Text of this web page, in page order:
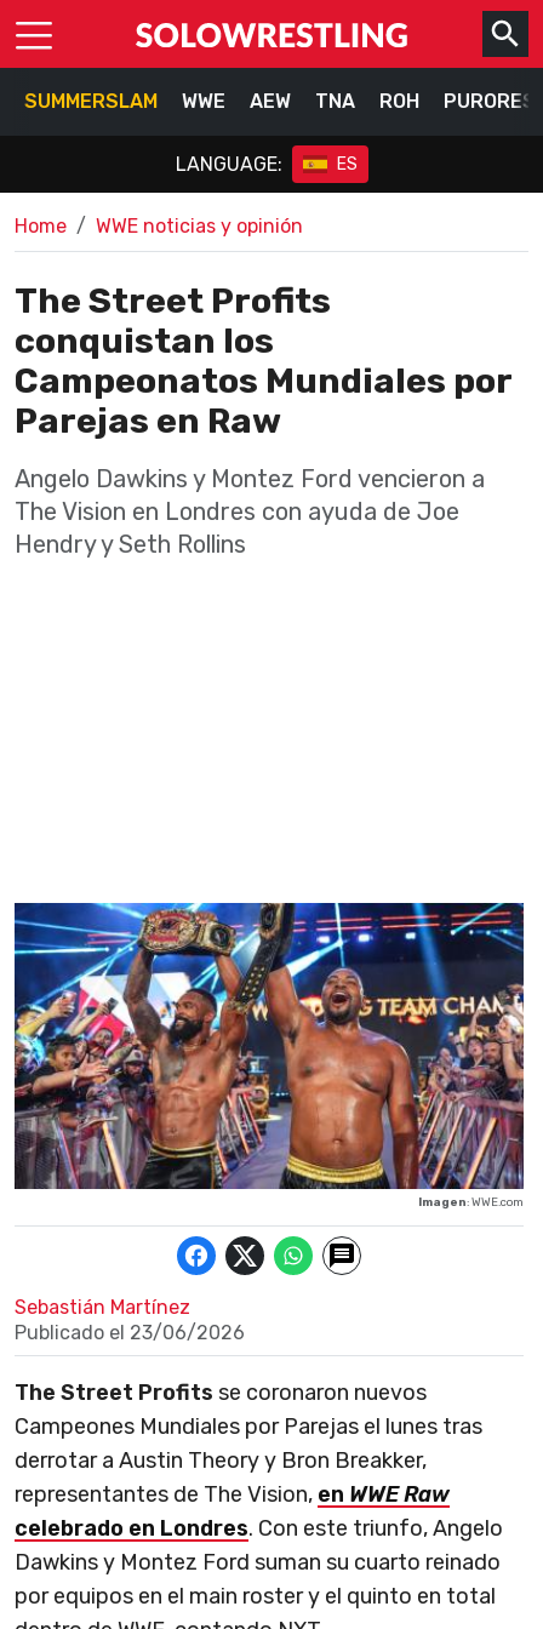
SUMMERSLAM WWE AEW TNA ROH
LANGUAGE: ES
Home WWE noticias y opinión
The Street Profits
conquistan los
Campeonatos Mundiales por
Parejas en Raw
Angelo Dawkins y Montez Ford vencieron a
The Vision en Londres con ayuda de Joe
Hendry y Seth Rollins
Imagen: WWE.com
Sebastián Martínez
Publicado el 23/06/2026
The Street Profits se coronaron nuevos
Campeones Mundiales por Parejas el lunes tras
derrotar a Austin Theory y Bron Breakker,
representantes de The Vision, en WWE Raw
celebrado en Londres. Con este triunfo, Angelo
Dawkins y Montez Ford suman su cuarto reinado
por equipos en el main roster y el quinto en total